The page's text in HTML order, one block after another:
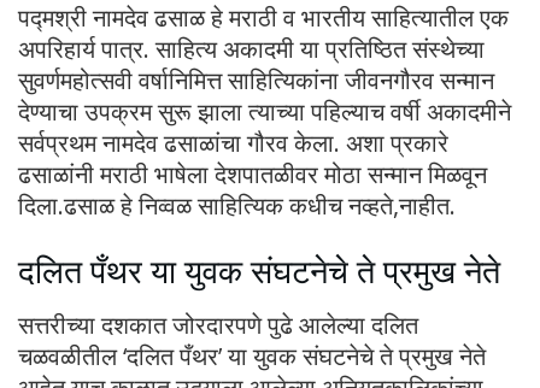
पद्मश्री नामदेव ढसाळ हे मराठी व भारतीय साहित्यातील एक
अपरिहार्य पात्र. साहित्य अकादमी या प्रतिष्ठित संस्थेच्या
सुवर्णमहोत्सवी वर्षानिमित्त साहित्यिकांना जीवनगौरव सन्मान
देण्याचा उपक्रम सुरू झाला त्याच्या पहिल्याच वर्षी अकादमीने
सर्वप्रथम नामदेव ढसाळांचा गौरव केला. अशा प्रकारे
ढसाळांनी मराठी भाषेला देशपातळीवर मोठा सन्मान मिळवून
दिला.ढसाळ हे निव्वळ साहित्यिक कधीच नव्हते,नाहीत.
दलित पँथर या युवक संघटनेचे ते प्रमुख नेते
सत्तरीच्या दशकात जोरदारपणे पुढे आलेल्या दलित
चळवळीतील ‘दलित पँथर’ या युवक संघटनेचे ते प्रमुख नेते